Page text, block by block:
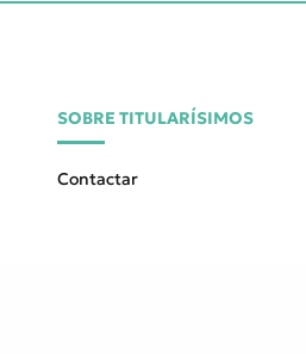
SOBRE TITULARÍSIMOS
Contactar